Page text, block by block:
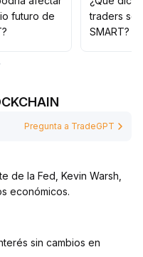
solo después de una
futuro de
traders
SMART?
Pregunta a TradeGPT
de la Fed, Kevin Warsh,
económicos.
sin cambios en